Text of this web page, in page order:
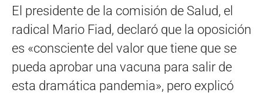
El presidente de la comisión de Salud, el
radical Mario Fiad, declaró que la oposición
es «consciente del valor que tiene que se
pueda aprobar una vacuna para salir de
esta dramática pandemia», pero explicó